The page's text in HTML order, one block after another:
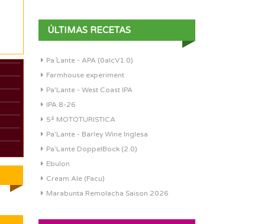
ÚLTIMAS RECETAS
Pa´Lante - APA (0alcV1.0)
Farmhouse experiment
Pa'Lante - West Coast IPA
IPA 8-26
5ª MOTOTURISTICA
Pa'Lante - Barley Wine Inglesa
Pa’Lante DoppelBock (2.0)
Ebulon
Cream Ale (Facu)
Marabunta Remolacha Saison 2026